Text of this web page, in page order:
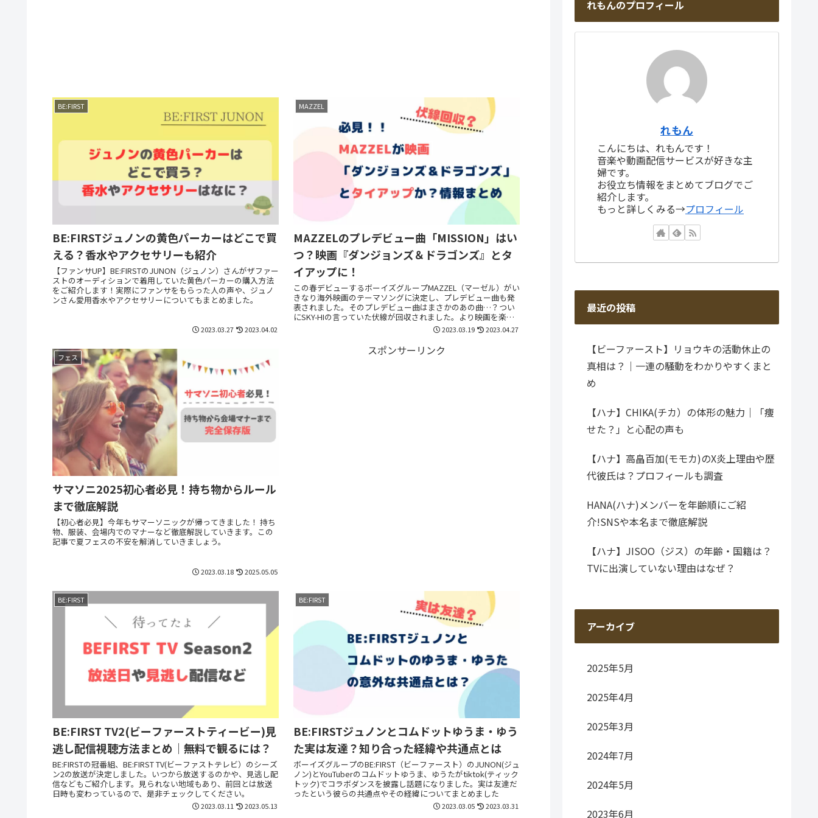
BE:FIRST
BE:FIRSTジュノンの黄色パーカーはどこで買
える？香水やアクセサリーも紹介
【ファンサUP】BE:FIRSTのJUNON（ジュノン）さんがザファー
ストのオーディションで着用していた黄色パーカーの購入方法
をご紹介します！実際にファンサをもらった人の声や、ジュノ
ンさん愛用香水やアクセサリーについてもまとめました。
2023.03.27 2023.04.02
MAZZEL
MAZZELのプレデビュー曲「MISSION」はい
つ？映画『ダンジョンズ＆ドラゴンズ』とタ
イアップに！
この春デビューするボーイズグループMAZZEL（マーゼル）がい
きなり海外映画のテーマソングに決定し、プレデビュー曲も発
表されました。そのプレデビュー曲はまさかのあの曲…？つい
にSKY-HIの言っていた伏線が回収されました。より映画を楽し
2023.03.19 2023.04.27
フェス
サマソニ2025初心者必見！持ち物からルール
まで徹底解説
【初心者必見】今年もサマーソニックが帰ってきました！ 持ち
物、服装、会場内でのマナーなど徹底解説していきます。この
記事で夏フェスの不安を解消していきましょう。
2023.03.18 2025.05.05
スポンサーリンク
BE:FIRST
BE:FIRST TV2(ビーファーストティービー)見
逃し配信視聴方法まとめ｜無料で観るには？
BE:FIRSTの冠番組、BE:FIRST TV(ビーファストテレビ）のシーズ
ン2の放送が決定しました。いつから放送するのかや、見逃し配
信などもご紹介します。見られない地域もあり、前回とは放送
日時も変わっているので、是非チェックしてください。
2023.03.11 2023.05.13
BE:FIRST
BE:FIRSTジュノンとコムドットゆうま・ゆう
た実は友達？知り合った経緯や共通点とは
ボーイズグループのBE:FIRST（ビーファースト）のJUNON(ジュ
ノン)とYouTuberのコムドットゆうま、ゆうたがtiktok(ティック
トック)でコラボダンスを披露し話題になりました。実は友達だ
ったという彼らの共通点やその経緯についてまとめました
2023.03.05 2023.03.31
れもんのプロフィール
れもん
こんにちは、れもんです！
音楽や動画配信サービスが好きな主
婦です。
お役立ち情報をまとめてブログでご
紹介します。
もっと詳しくみる→プロフィール
最近の投稿
【ビーファースト】リョウキの活動休止の
真相は？｜一連の騒動をわかりやすくまと
め
【ハナ】CHIKA(チカ）の体形の魅力｜「痩
せた？」と心配の声も
【ハナ】高畠百加(モモカ)のX炎上理由や歴
代彼氏は？プロフィールも調査
HANA(ハナ)メンバーを年齢順にご紹
介!SNSや本名まで徹底解説
【ハナ】JISOO（ジス）の年齢・国籍は？
TVに出演していない理由はなぜ？
アーカイブ
2025年5月
2025年4月
2025年3月
2024年7月
2024年5月
2023年6月